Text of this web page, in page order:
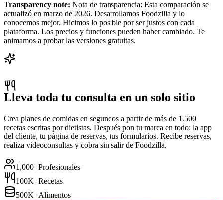
Transparency note: Nota de transparencia: Esta comparación se
actualizó en marzo de 2026. Desarrollamos Foodzilla y lo
conocemos mejor. Hicimos lo posible por ser justos con cada
plataforma. Los precios y funciones pueden haber cambiado. Te
animamos a probar las versiones gratuitas.
Lleva toda tu consulta en un solo sitio
Crea planes de comidas en segundos a partir de más de 1.500
recetas escritas por dietistas. Después pon tu marca en todo: la app
del cliente, tu página de reservas, tus formularios. Recibe reservas,
realiza videoconsultas y cobra sin salir de Foodzilla.
1,000+Profesionales
100K+Recetas
500K+Alimentos